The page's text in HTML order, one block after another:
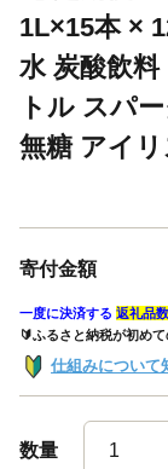
1L×15本 ×
水 炭酸飲
トル スパ
無糖 アイ
寄付金額
一度に決済する 返礼品
🔰ふるさと納税が初め
仕組みについて
数量